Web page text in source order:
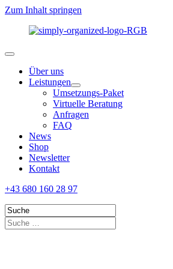
Zum Inhalt springen
Über uns
Leistungen
Umsetzungs-Paket
Virtuelle Beratung
Anfragen
FAQ
News
Shop
Newsletter
Kontakt
+43 680 160 28 97